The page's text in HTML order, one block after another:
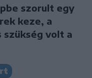
szorult egy
keze, a
volt a